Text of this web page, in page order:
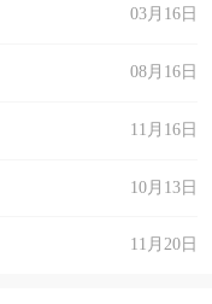
03月16日
08月16日
11月16日
10月13日
11月20日